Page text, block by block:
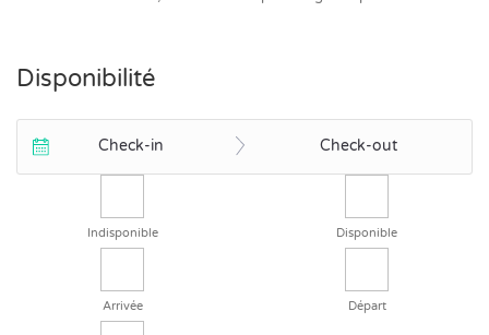
Disponibilité
Check-in Check-out
Indisponible Disponible
Arrivée Départ